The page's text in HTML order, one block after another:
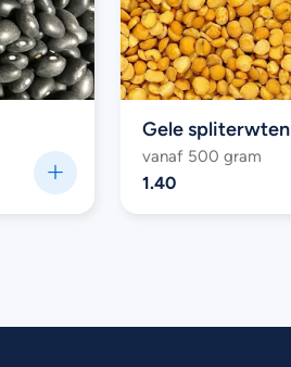
Gele spliterwten
vanaf 500 gram
1.40